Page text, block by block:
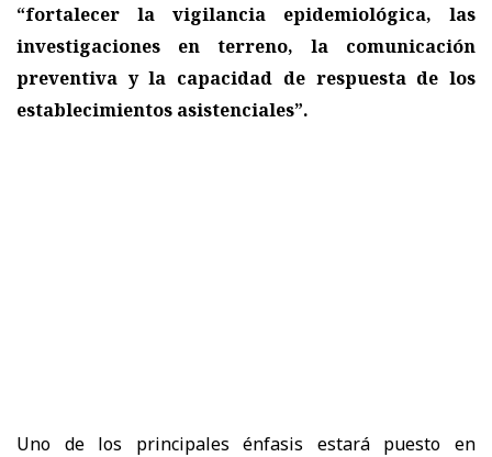
“fortalecer la vigilancia epidemiológica, las
investigaciones en terreno, la comunicación
preventiva y la capacidad de respuesta de los
establecimientos asistenciales”.
Uno de los principales énfasis estará puesto en